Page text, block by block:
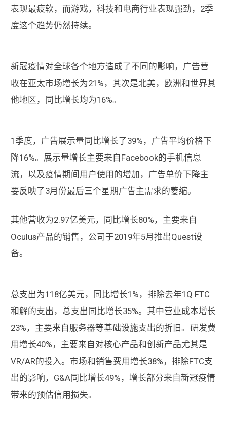
表现最疲软，而游戏，科技和电商行业表现强劲，2季
度这个趋势仍然持续。
新冠疫情对全球各个地方造成了不同的影响，广告营
收在亚太市场增长为21%，其次是北美，欧洲和世界其
他地区，同比增长均为16%。
1季度，广告展示量同比增长了39%，广告平均价格下
降16%。展示量增长主要来自Facebook的手机信息
流，以及疫情期间用户使用的增加，广告单价下降主
要反映了3月份最后三个星期广告主需求的萎缩。
其他营收为2.97亿美元，同比增长80%，主要来自
Oculus产品的销售，公司于2019年5月推出Quest设
备。
总支出为118亿美元，同比增长1%，排除去年1Q FTC
和解的支出，总支出同比增长35%。其中营业成本增长
23%，主要来自服务器等基础设施支出的折旧。研发费
用增长40%，主要来自对核心产品和创新产品尤其是
VR/AR的投入。市场和销售费用增长38%，排除FTC支
出的影响，G&A同比增长49%，增长部分来自新冠疫情
带来的预估信用损失。